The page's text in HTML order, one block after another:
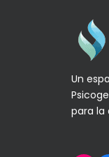
Un
para la